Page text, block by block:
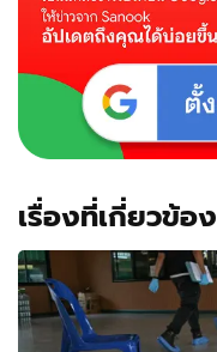
เรื่องที่เกี่ยวข้อง